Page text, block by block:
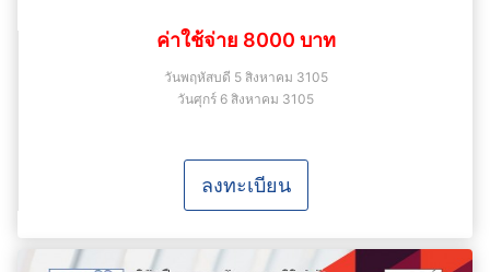
ค่าใช้จ่าย 8000 บาท
วันพฤหัสบดี 5 สิงหาคม 3105
วันศุกร์ 6 สิงหาคม 3105
ลงทะเบียน